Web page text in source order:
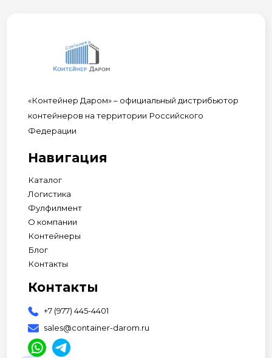
«Контейнер Даром» – официальный дистрибьютор
контейнеров на территории Российского
Федерации
Навигация
Каталог
Логистика
Фулфилмент
О компании
Контейнеры
Блог
Контакты
Контакты
+7 (977) 445-4401
sales@container-darom.ru